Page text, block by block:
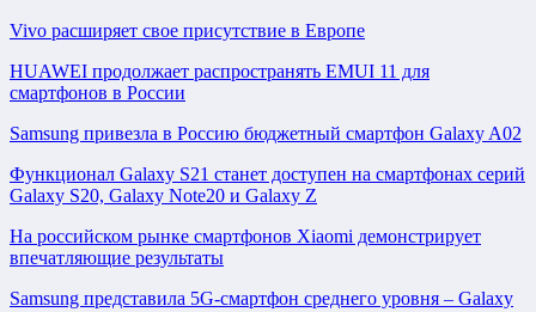
Vivo расширяет свое присутствие в Европе
HUAWEI продолжает распространять EMUI 11 для
смартфонов в России
Samsung привезла в Россию бюджетный смартфон Galaxy A02
Функционал Galaxy S21 станет доступен на смартфонах серий
Galaxy S20, Galaxy Note20 и Galaxy Z
На российском рынке смартфонов Xiaomi демонстрирует
впечатляющие результаты
Samsung представила 5G-смартфон среднего уровня – Galaxy